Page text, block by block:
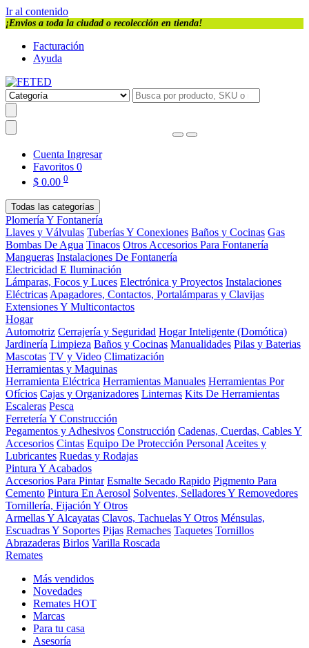
Ir al contenido
¡Envios a toda la ciudad o recolección en tienda!
Facturación
Ayuda
Cuenta Ingresar
Favoritos 0
$ 0.00 0
Todas las categorías
Plomería Y Fontanería
Llaves y Válvulas Tuberías Y Conexiones Baños y Cocinas Gas
Bombas De Agua Tinacos Otros Accesorios Para Fontanería
Mangueras Instalaciones De Fontanería
Electricidad E Iluminación
Lámparas, Focos y Luces Electrónica y Proyectos Instalaciones
Eléctricas Apagadores, Contactos, Portalámparas y Clavijas
Extensiones Y Multicontactos
Hogar
Automotriz Cerrajería y Seguridad Hogar Inteligente (Domótica)
Jardinería Limpieza Baños y Cocinas Manualidades Pilas y Baterias
Mascotas TV y Video Climatización
Herramientas y Maquinas
Herramienta Eléctrica Herramientas Manuales Herramientas Por
Ofícios Cajas y Organizadores Linternas Kits De Herramientas
Escaleras Pesca
Ferretería Y Construcción
Pegamentos y Adhesivos Construcción Cadenas, Cuerdas, Cables Y
Accesorios Cintas Equipo De Protección Personal Aceites y
Lubricantes Ruedas y Rodajas
Pintura Y Acabados
Accesorios Para Pintar Esmalte Secado Rapido Pigmento Para
Cemento Pintura En Aerosol Solventes, Selladores Y Removedores
Tornillería, Fijación Y Otros
Armellas Y Alcayatas Clavos, Tachuelas Y Otros Ménsulas,
Escuadras Y Soportes Pijas Remaches Taquetes Tornillos
Abrazaderas Birlos Varilla Roscada
Remates
Más vendidos
Novedades
Remates HOT
Marcas
Para tu casa
Asesoría